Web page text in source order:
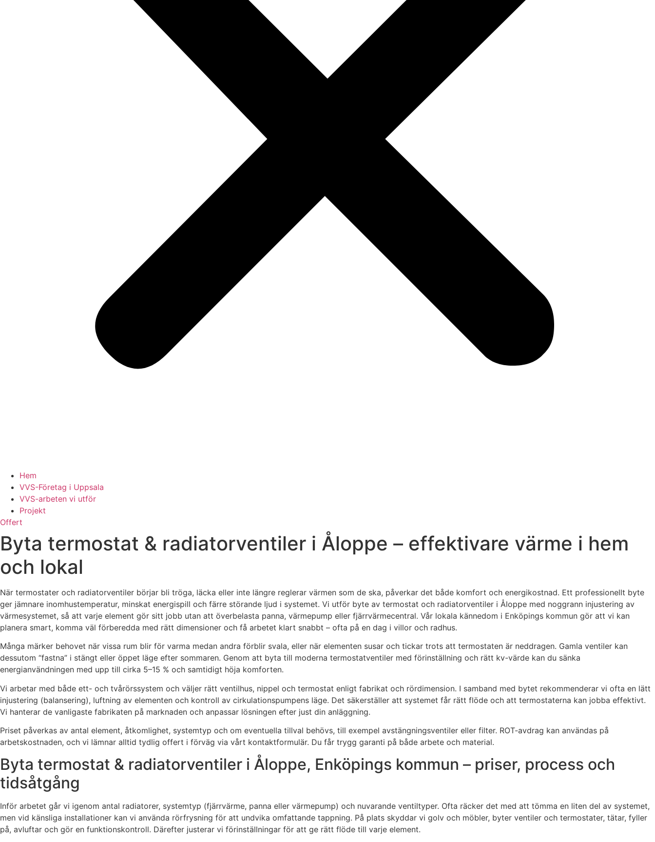
Hem
VVS-Företag i Uppsala
VVS-arbeten vi utför
Projekt
Offert
Byta termostat & radiatorventiler i Åloppe – effektivare värme i hem
och lokal
När termostater och radiatorventiler börjar bli tröga, läcka eller inte längre reglerar värmen som de ska, påverkar det både komfort och energikostnad. Ett professionellt byte
ger jämnare inomhustemperatur, minskat energispill och färre störande ljud i systemet. Vi utför byte av termostat och radiatorventiler i Åloppe med noggrann injustering av
värmesystemet, så att varje element gör sitt jobb utan att överbelasta panna, värmepump eller fjärrvärmecentral. Vår lokala kännedom i Enköpings kommun gör att vi kan
planera smart, komma väl förberedda med rätt dimensioner och få arbetet klart snabbt – ofta på en dag i villor och radhus.
Många märker behovet när vissa rum blir för varma medan andra förblir svala, eller när elementen susar och tickar trots att termostaten är neddragen. Gamla ventiler kan
dessutom “fastna” i stängt eller öppet läge efter sommaren. Genom att byta till moderna termostatventiler med förinställning och rätt kv-värde kan du sänka
energianvändningen med upp till cirka 5–15 % och samtidigt höja komforten.
Vi arbetar med både ett- och tvårörssystem och väljer rätt ventilhus, nippel och termostat enligt fabrikat och rördimension. I samband med bytet rekommenderar vi ofta en lätt
injustering (balansering), luftning av elementen och kontroll av cirkulationspumpens läge. Det säkerställer att systemet får rätt flöde och att termostaterna kan jobba effektivt.
Vi hanterar de vanligaste fabrikaten på marknaden och anpassar lösningen efter just din anläggning.
Priset påverkas av antal element, åtkomlighet, systemtyp och om eventuella tillval behövs, till exempel avstängningsventiler eller filter. ROT-avdrag kan användas på
arbetskostnaden, och vi lämnar alltid tydlig offert i förväg via vårt kontaktformulär. Du får trygg garanti på både arbete och material.
Byta termostat & radiatorventiler i Åloppe, Enköpings kommun – priser, process och
tidsåtgång
Inför arbetet går vi igenom antal radiatorer, systemtyp (fjärrvärme, panna eller värmepump) och nuvarande ventiltyper. Ofta räcker det med att tömma en liten del av systemet,
men vid känsliga installationer kan vi använda rörfrysning för att undvika omfattande tappning. På plats skyddar vi golv och möbler, byter ventiler och termostater, tätar, fyller
på, avluftar och gör en funktionskontroll. Därefter justerar vi förinställningar för att ge rätt flöde till varje element.